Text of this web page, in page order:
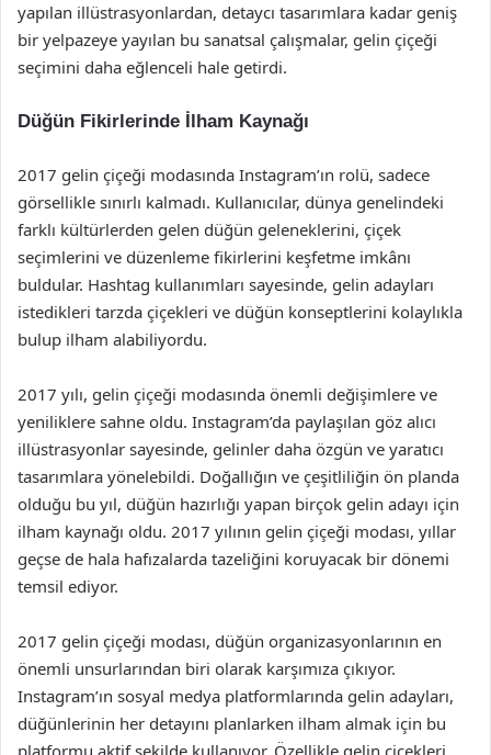
yapılan illüstrasyonlardan, detaycı tasarımlara kadar geniş
bir yelpazeye yayılan bu sanatsal çalışmalar, gelin çiçeği
seçimini daha eğlenceli hale getirdi.
Düğün Fikirlerinde İlham Kaynağı
2017 gelin çiçeği modasında Instagram’ın rolü, sadece
görsellikle sınırlı kalmadı. Kullanıcılar, dünya genelindeki
farklı kültürlerden gelen düğün geleneklerini, çiçek
seçimlerini ve düzenleme fikirlerini keşfetme imkânı
buldular. Hashtag kullanımları sayesinde, gelin adayları
istedikleri tarzda çiçekleri ve düğün konseptlerini kolaylıkla
bulup ilham alabiliyordu.
2017 yılı, gelin çiçeği modasında önemli değişimlere ve
yeniliklere sahne oldu. Instagram’da paylaşılan göz alıcı
illüstrasyonlar sayesinde, gelinler daha özgün ve yaratıcı
tasarımlara yönelebildi. Doğallığın ve çeşitliliğin ön planda
olduğu bu yıl, düğün hazırlığı yapan birçok gelin adayı için
ilham kaynağı oldu. 2017 yılının gelin çiçeği modası, yıllar
geçse de hala hafızalarda tazeliğini koruyacak bir dönemi
temsil ediyor.
2017 gelin çiçeği modası, düğün organizasyonlarının en
önemli unsurlarından biri olarak karşımıza çıkıyor.
Instagram’ın sosyal medya platformlarında gelin adayları,
düğünlerinin her detayını planlarken ilham almak için bu
platformu aktif şekilde kullanıyor. Özellikle gelin çiçekleri,